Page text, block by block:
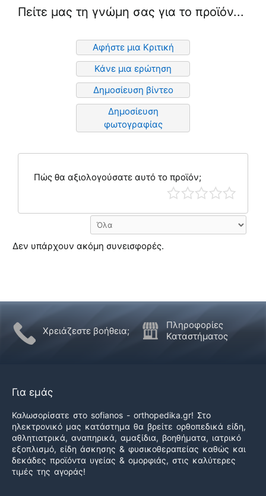
Πείτε μας τη γνώμη σας για το προϊόν...
Αφήστε μια Κριτική
Κάνε μια ερώτηση
Δημοσίευση βίντεο
Δημοσίευση
φωτογραφίας
Πώς θα αξιολογούσατε αυτό το προϊόν;
Δεν υπάρχουν ακόμη συνεισφορές.
Χρειάζεστε βοήθεια;
Πληροφορίες
Καταστήματος
Για εμάς
Καλωσορίσατε στο sofianos - orthopedika.gr! Στο
ηλεκτρονικό μας κατάστημα θα βρείτε ορθοπεδικά είδη,
αθλητιατρικά, αναπηρικά, αμαξίδια, βοηθήματα, ιατρικό
εξοπλισμό, είδη άσκησης & φυσικοθεραπείας καθώς και
δεκάδες προϊόντα υγείας & ομορφιάς, στις καλύτερες
τιμές της αγοράς!